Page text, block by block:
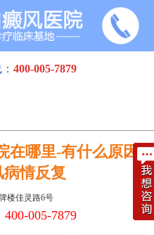
400-005-7879
在哪里-有什么原因会
情反复
楼佳灵路6号
005-7879